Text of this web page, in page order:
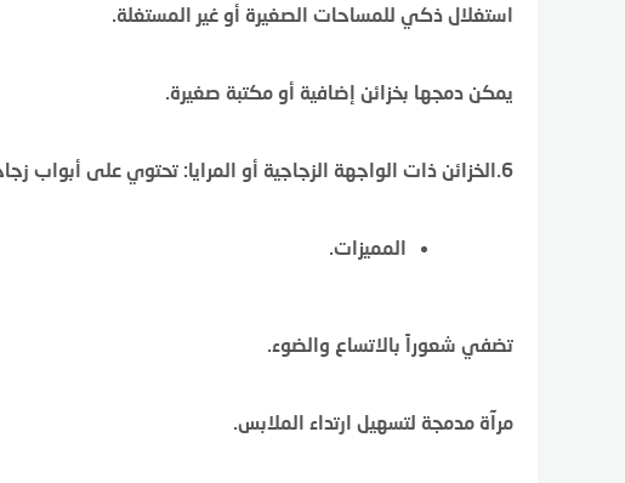
استغلال ذكي للمساحات الصغيرة أو غير المستغلة.
يمكن دمجها بخزائن إضافية أو مكتبة صغيرة.
6.الخزائن ذات الواجهة الزجاجية أو المرايا: تحتوي على أبواب زجاجية أو مرايا.
المميزات.
تضفي شعوراً بالاتساع والضوء.
مرآة مدمجة لتسهيل ارتداء الملابس.